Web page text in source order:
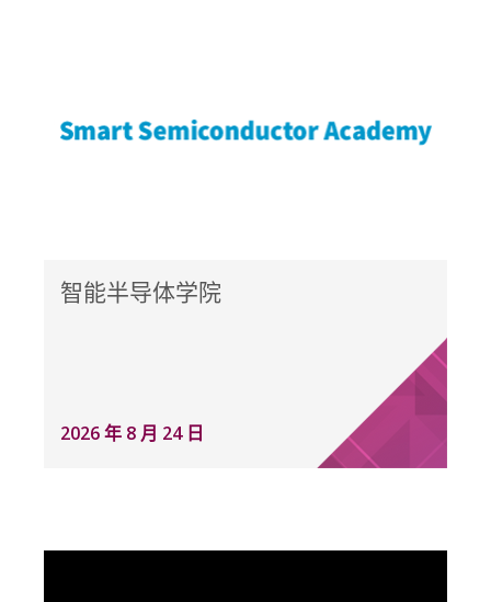
智能半导体学院
2026 年 8 月 24 日